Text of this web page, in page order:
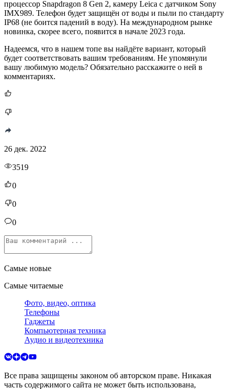
процессор Snapdragon 8 Gen 2, камеру Leica c датчиком Sony
IMX989. Телефон будет защищён от воды и пыли по стандарту
IP68 (не боится падений в воду). На международном рынке
новинка, скорее всего, появится в начале 2023 года.
Надеемся, что в нашем топе вы найдёте вариант, который
будет соответствовать вашим требованиям. Не упомянули
вашу любимую модель? Обязательно расскажите о ней в
комментариях.
26 дек. 2022
3519
0
0
0
Самые новые
Самые читаемые
Фото, видео, оптика
Телефоны
Гаджеты
Компьютерная техника
Аудио и видеотехника
Все права защищены законом об авторском праве. Никакая
часть содержимого сайта не может быть использована,